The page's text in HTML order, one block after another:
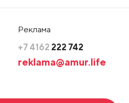
Реклама
+7 4162 222 742
reklama@amur.life